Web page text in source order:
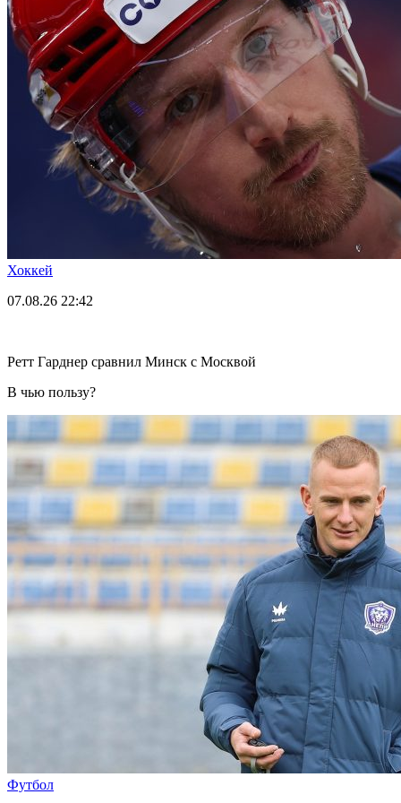
Хоккей
07.08.26 22:42
Ретт Гарднер сравнил Минск с Москвой
В чью пользу?
Футбол